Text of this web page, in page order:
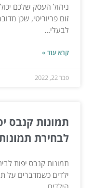
ניהול העסק שלכם
זום פריוריטי, שכן
לבעלי...
קרא עוד »
פבר 22, 2022
תמונות קנבס
לבחירת
תמונות קנבס יפות
ילדים כשמדברים על